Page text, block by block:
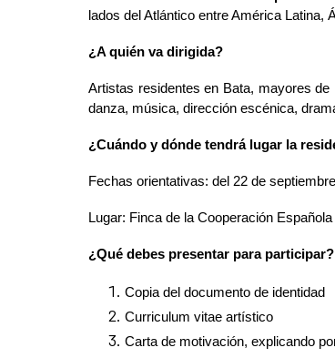
lados del Atlántico entre América Latina,
¿A quién va dirigida?
Artistas residentes en Bata, mayores
danza, música, dirección escénica,
¿Cuándo y dónde tendrá lugar la
Fechas orientativas: del 22 de
Lugar: Finca de la Cooperación
¿Qué debes presentar para participar?
Copia del documento de identidad
Curriculum vitae artístico
Carta de motivación, explicando